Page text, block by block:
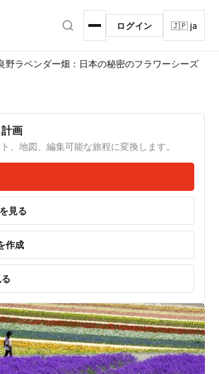
ログイン 🇯🇵 ja
野ラベンダー畑：日本の秘密のフラワーシーズ
画
、地図、編集可能な旅程に変換します。
見る
作成